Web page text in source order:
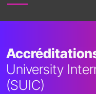
University
(SUIC)